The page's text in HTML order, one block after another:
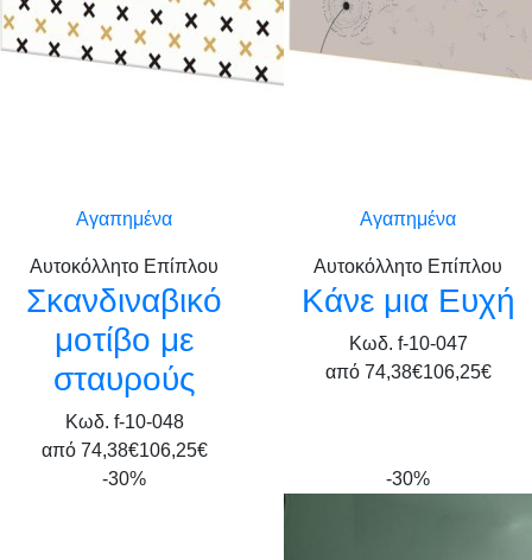
Αγαπημένα
Αυτοκόλλητο Επίπλου
Σκανδιναβικό
μοτίβο με
σταυρούς
Κωδ. f-10-048
από 74,38€106,25€
Αγαπημένα
Αυτοκόλλητο Επίπλου
Κάνε μια Ευχή
Κωδ. f-10-047
από 74,38€106,25€
-30% -30%